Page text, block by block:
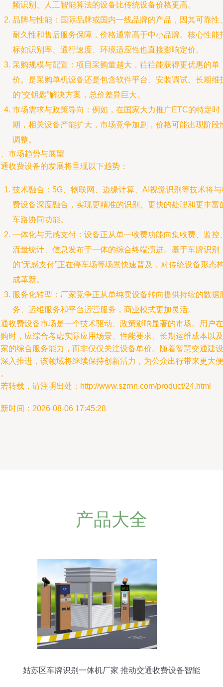
频识别、人工智能算法的设备比传统设备价格更高。
品牌与性能：国际品牌或国内一线品牌的产品，因其可靠性
耐久性和售后服务保障，价格通常高于中小品牌。核心性能
标如识别率、通行速度、环境适应性也直接影响定价。
采购规模与配置：项目采购量越大，往往能获得更优惠的单
价。是采购单机设备还是包含软件平台、安装调试、长期维
的“交钥匙”解决方案，总价差异巨大。
市场需求与政策导向：例如，在国家大力推广ETC的特定时
期，相关设备产能扩大，市场竞争加剧，价格可能出现阶段
调整。
市场趋势与展望
收费设备的发展将呈现以下趋势：
技术融合：5G、物联网、边缘计算、AI视觉识别等技术将与
费设备深度融合，实现更精准的识别、更快的处理和更丰富
车路协同功能。
一体化与无感支付：设备正从单一收费功能向集收费、监控
流量统计、信息发布于一体的综合终端演进。基于车牌识别
的“无感支付”正在停车场等场景快速普及，对传统设备形态
成革新。
服务化转型：厂家竞争正从单纯卖设备转向提供持续的数据
务、运维服务和平台运营服务，商业模式更加灵活。
收费设备市场是一个技术驱动、政策影响显著的市场。用户在
时，应综合考虑实际应用场景、性能要求、长期运维成本以及
的综合服务能力，而非仅仅关注设备单价。随着智慧交通建设
入推进，该领域将继续保持创新活力，为公众出行带来更大便
转载，请注明出处：http://www.szrnn.com/product/24.html
时间：2026-08-06 17:45:28
产品大全
姑苏区车牌识别一体机厂家 推动交通收费设备智能